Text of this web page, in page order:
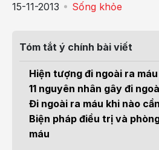
15-11-2013 Sống khỏe
Tóm tắt ý chính bài viết
Hiện tượng đi ngoài ra
11 nguyên nhân gây đi
Đi ngoài ra máu khi nào
Biện pháp điều trị và
máu